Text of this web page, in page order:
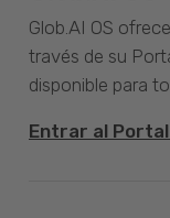
Glob.AI OS
través de su
disponible para
Entrar al Portal